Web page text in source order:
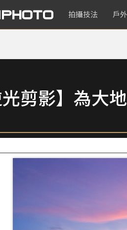
拍攝技法 戶
光剪影】為大